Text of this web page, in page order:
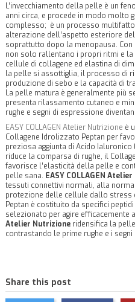
L’invecchiamento della pelle è un
anni circa, e procede in modo molto
complesso; è un processo
alterazione dell’aspetto esteriore
soprattutto dopo la menopausa.
non solo rallentano i propri ritmi e
cellule di collagene ed elastina di
la pelle si assottiglia, il processo di
produzione di sebo e la capacità di
La pelle matura è generalmente più
presenta rilassamento cutaneo e
rughe e segni di espressione
EASY COLLAGEN Atelier Nutrizione è
Collagene Idrolizzato Peptan per
preziosa aggiunta di Acido Ialuronico
riduce la comparsa di rughe, il
favorisce l’elasticità della pelle e
pelle sana. EASY COLLAGEN
tessuti connettivi normali, alla
protezione delle cellule dallo stress
Peptan è costituito da specifici
selezionato per agire efficacemente
Atelier Nutrizione ridensifica la
contrastando le prime rughe e i segni
Share this post